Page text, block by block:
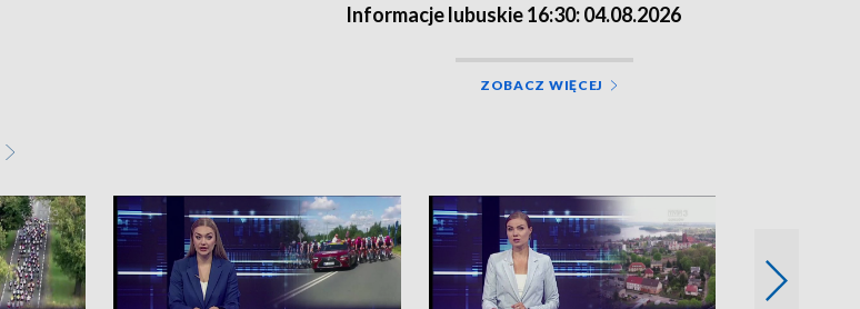
Informacje lubuskie 16:30: 04.08.2026
ZOBACZ WIĘCEJ